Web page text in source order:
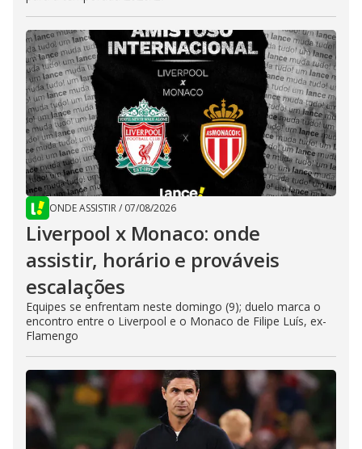
ONDE ASSISTIR/ 07/08/2026
Liverpool x Monaco: onde
assistir, horário e prováveis
escalações
Equipes se enfrentam neste domingo (9); duelo marca o
encontro entre o Liverpool e o Monaco de Filipe Luís, ex-
Flamengo